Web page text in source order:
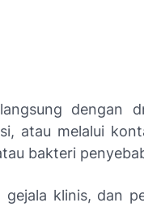
dengan
atau melalui
bakteri
klinis, dan